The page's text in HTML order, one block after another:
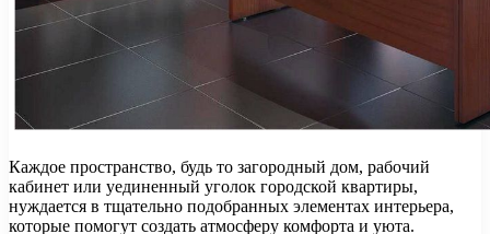
Каждое пространство, будь то загородный дом, рабочий
кабинет или уединенный уголок городской квартиры,
нуждается в тщательно подобранных элементах интерьера,
которые помогут создать атмосферу комфорта и уюта.